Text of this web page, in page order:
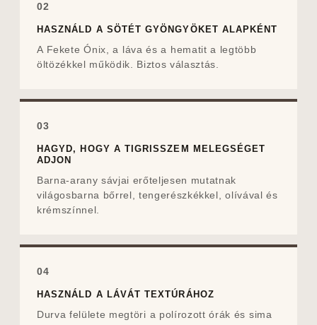
02
HASZNÁLD A SÖTÉT GYÖNGYÖKET ALAPKÉNT
A Fekete Ónix, a láva és a hematit a legtöbb
öltözékkel működik. Biztos választás.
03
HAGYD, HOGY A TIGRISSZEM MELEGSÉGET
ADJON
Barna-arany sávjai erőteljesen mutatnak
világosbarna bőrrel, tengerészkékkel, olívával és
krémszínnel.
04
HASZNÁLD A LÁVÁT TEXTÚRÁHOZ
Durva felülete megtöri a polírozott órák és sima